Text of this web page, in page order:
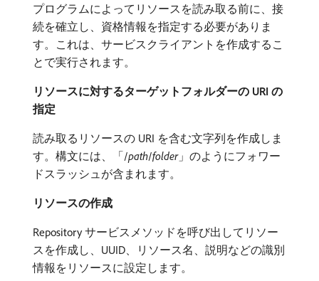
プログラムによってリソースを読み取る前に、接
続を確立し、資格情報を指定する必要がありま
す。これは、サービスクライアントを作成するこ
とで実行されます。
リソースに対するターゲットフォルダーの URI の
指定
読み取るリソースの URI を含む文字列を作成しま
す。構文には、「/path/folder」のようにフォワー
ドスラッシュが含まれます。
リソースの作成
Repository サービスメソッドを呼び出してリソー
スを作成し、UUID、リソース名、説明などの識別
情報をリソースに設定します。